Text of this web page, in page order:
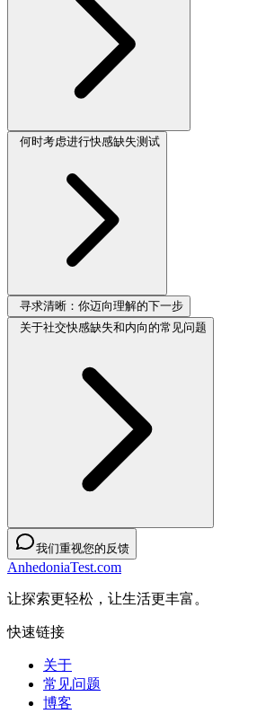
何时考虑进行快感缺失测试
寻求清晰：你迈向理解的下一步
关于社交快感缺失和内向的常见问题
我们重视您的反馈
AnhedoniaTest.com
让探索更轻松，让生活更丰富。
快速链接
关于
常见问题
博客